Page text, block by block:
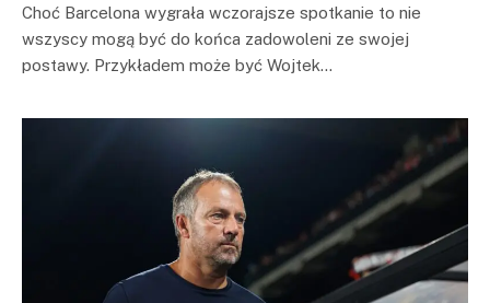
Choć Barcelona wygrała wczorajsze spotkanie to nie
wszyscy mogą być do końca zadowoleni ze swojej
postawy. Przykładem może być Wojtek…